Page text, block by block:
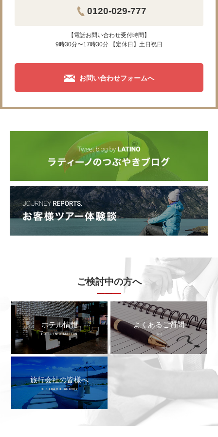
0120-029-777
【電話お問い合わせ受付時間】
9時30分〜17時30分 【定休日】土日祝日
お問い合わせフォームへ
ご検討中の方へ
ホテル情報
HOTEL INFORMATION
よくあるご質問
FAQ
旅行会社の皆様へ
FOR TRAVEL AGENCY